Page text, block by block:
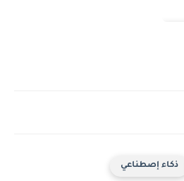
ذكاء إصطناعي